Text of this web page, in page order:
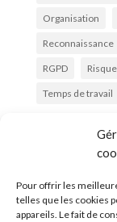
Pour offrir les
telles que les cookies
appareils. Le fait de
Organisation
Reconnaissance
RGPD
Temps de travail